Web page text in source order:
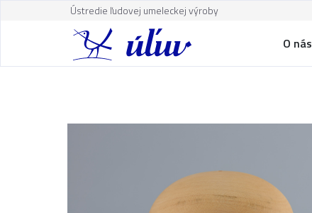
Ústredie ľudovej umeleckej výroby
O nás